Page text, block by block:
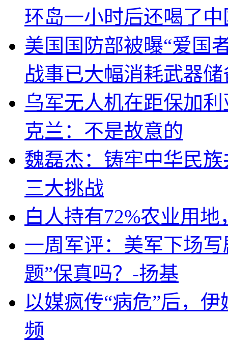
环岛一小时后还喝了
美国国防部被曝“爱国
战事已大幅消耗武器储
乌军无人机在距保加
克兰：不是故意的
魏磊杰：铸牢中华民
三大挑战
白人持有72%农业用
一周军评：美军下场
题”保真吗？-扬基
以媒疯传“病危”后，
频